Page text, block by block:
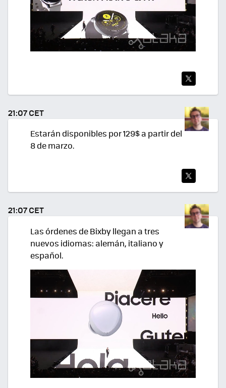
TEA
R
21:07 CET
Estarán disponibles por 129$ a partir del
8 de marzo.
TWI
TEA
R
21:07 CET
Las órdenes de Bixby llegan a tres
nuevos idiomas: alemán, italiano y
español.